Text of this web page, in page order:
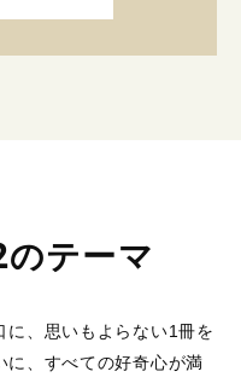
テーマ
に、思いもよらない1冊を
に、すべての好奇心が満